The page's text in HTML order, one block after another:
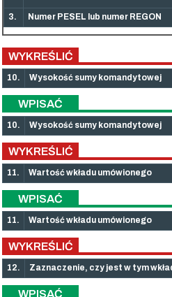
3.
Numer PESEL lub numer REGON
WYKREŚLIĆ
10. Wysokość sumy komandytowej
WPISAĆ
10. Wysokość sumy komandytowej
WYKREŚLIĆ
11. Wartość wkładu umówionego
WPISAĆ
11. Wartość wkładu umówionego
WYKREŚLIĆ
12. Zaznaczenie, czy jest w tym
WPISAĆ